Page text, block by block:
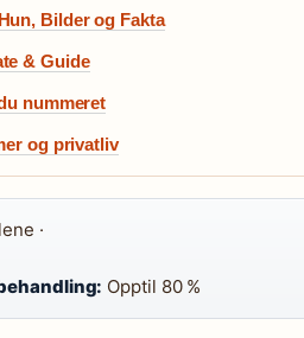
Bilder og Fakta
& Guide
nummeret
og privatliv
·
Opptil 80 %